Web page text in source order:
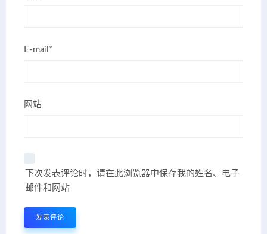
E-mail*
网站
下次发表评论时，请在此浏览器中保存我的姓名、电子
邮件和网站